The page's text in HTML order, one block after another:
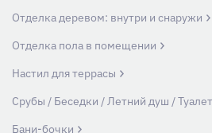
Отделка деревом: внутри и снаружи
Отделка пола в помещении
Настил для террасы
Срубы / Беседки / Летний душ /
Бани-бочки